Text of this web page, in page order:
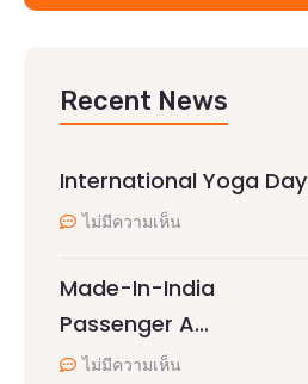
Recent News
International Yoga Day
ไม่มีความเห็น
Made-In-India
Passenger A…
ไม่มีความเห็น